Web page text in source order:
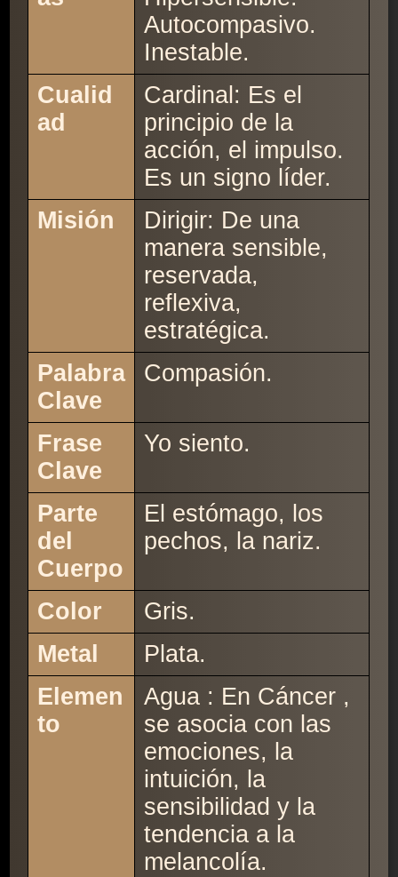
Autocompasivo.
Inestable.
Cualid
ad
Cardinal: Es el
principio de la
acción, el impulso.
Es un signo líder.
Misión
Dirigir: De una
manera sensible,
reservada,
reflexiva,
estratégica.
Palabra
Clave
Compasión.
Frase
Clave
Yo siento.
Parte
del
Cuerpo
El estómago, los
pechos, la nariz.
Color
Gris.
Metal
Plata.
Elemen
to
Agua : En Cáncer ,
se asocia con las
emociones, la
intuición, la
sensibilidad y la
tendencia a la
melancolía.